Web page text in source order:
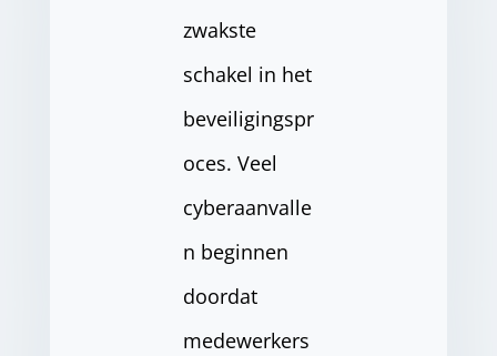
zwakste
schakel in het
beveiligingspr
oces. Veel
cyberaanvalle
n beginnen
doordat
medewerkers